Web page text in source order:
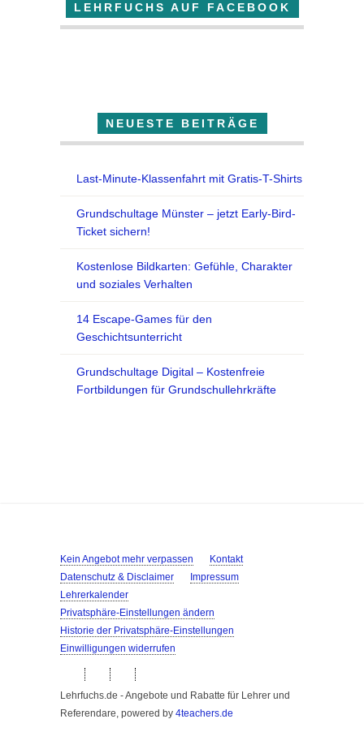
LEHRFUCHS AUF FACEBOOK
NEUESTE BEITRÄGE
Last-Minute-Klassenfahrt mit Gratis-T-Shirts
Grundschultage Münster – jetzt Early-Bird-
Ticket sichern!
Kostenlose Bildkarten: Gefühle, Charakter
und soziales Verhalten
14 Escape-Games für den
Geschichtsunterricht
Grundschultage Digital – Kostenfreie
Fortbildungen für Grundschullehrkräfte
Kein Angebot mehr verpassen
Kontakt
Datenschutz & Disclaimer
Impressum
Lehrerkalender
Privatsphäre-Einstellungen ändern
Historie der Privatsphäre-Einstellungen
Einwilligungen widerrufen
Lehrfuchs.de - Angebote und Rabatte für Lehrer und
Referendare, powered by 4teachers.de